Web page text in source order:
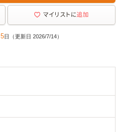
5日（更新日 2026/7/14）